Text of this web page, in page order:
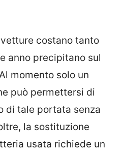
costano tanto
anno precipitano sul
momento solo un
può permettersi di
di tale portata senza
la sostituzione
usata richiede un